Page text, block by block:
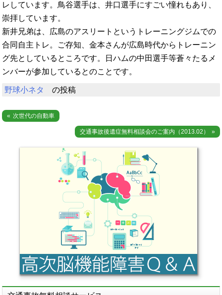
レしています。鳥谷選手は、井口選手にすごい憧れもあり、
崇拝しています。
新井兄弟は、広島のアスリートというトレーニングジムでの
合同自主トレ。ご存知、金本さんが広島時代からトレーニン
グ先としているところです。日ハムの中田選手等蒼々たるメ
ンバーが参加しているとのことです。
野球小ネタ の投稿
投 次世代の自動車
交通事故後遺症無料相談会のご案内（2013.02）